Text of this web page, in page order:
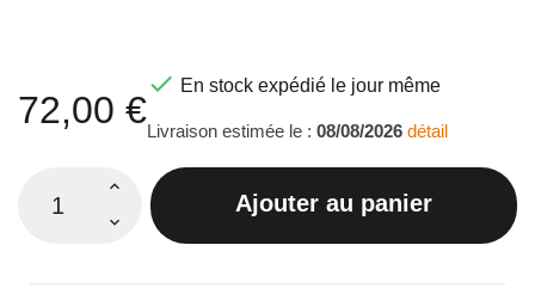
72,00 €
 En stock expédié le jour même
Livraison estimée le : 08/08/2026 détail
Ajouter au panier